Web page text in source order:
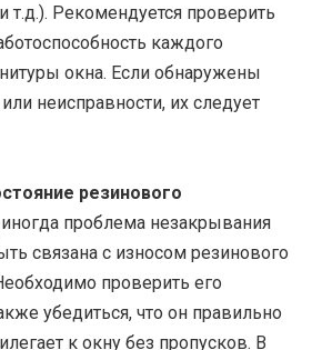
т.д.). Рекомендуется проверить
каждого
окна. Если обнаружены
неисправности, их следует
резинового
иногда проблема незакрывания
связана с износом резинового
проверить его
убедиться, что он правильно
к окну без пропусков. В